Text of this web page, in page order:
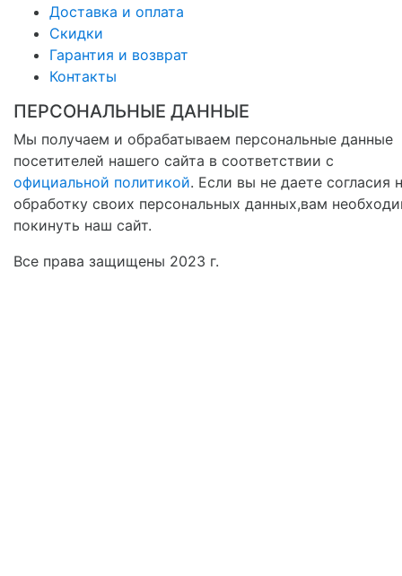
Доставка и оплата
Скидки
Гарантия и возврат
Контакты
ПЕРСОНАЛЬНЫЕ ДАННЫЕ
Мы получаем и обрабатываем персональные данные
посетителей нашего сайта в соответствии с
официальной политикой. Если вы не даете согласия
обработку своих персональных данных,вам
покинуть наш сайт.
Все права защищены 2023 г.